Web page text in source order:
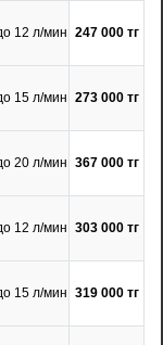
12 л/мин 247 000 тг
15 л/мин 273 000 тг
20 л/мин 367 000 тг
12 л/мин 303 000 тг
15 л/мин 319 000 тг